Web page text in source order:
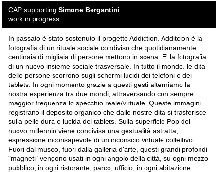
CAP supporting Simone Bergantini
work in progress
In passato è stato sostenuto il progetto Addiction. Additcion è la
fotografia di un rituale sociale condiviso che quotidianamente
centinaia di migliaia di persone mettono in scena. E' la fotografia
di un nuovo insieme sociale trasversale. In tutto il mondo, le dita
delle persone scorrono sugli schermi lucidi dei telefoni e dei
tablets. In ogni momento grazie a questi gesti alterniamo la
nostra esperienza tra due mondi, attraversando con sempre
maggior frequenza lo specchio reale/virtuale. Queste immagini
registrano il deposito organico che dalle nostre dita si trasferisce
sulla pelle dura e lucida dei tablets. Sulla superficie Pop del
nuovo millennio viene condivisa una gestualità astratta,
espressione inconsapevole di un inconscio virtuale collettivo.
Fuori dal museo, fuori dalla galleria d'arte, questi grandi profondi
"magneti" vengono usati in ogni angolo della città, su ogni mezzo
pubblico, in ogni ristorante, parco, ufficio, in ogni abitazione